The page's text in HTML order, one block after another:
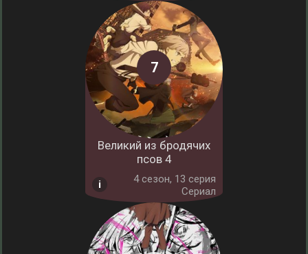
Великий из бродячих
псов 4
4 cезон, 13 серия
Сериал